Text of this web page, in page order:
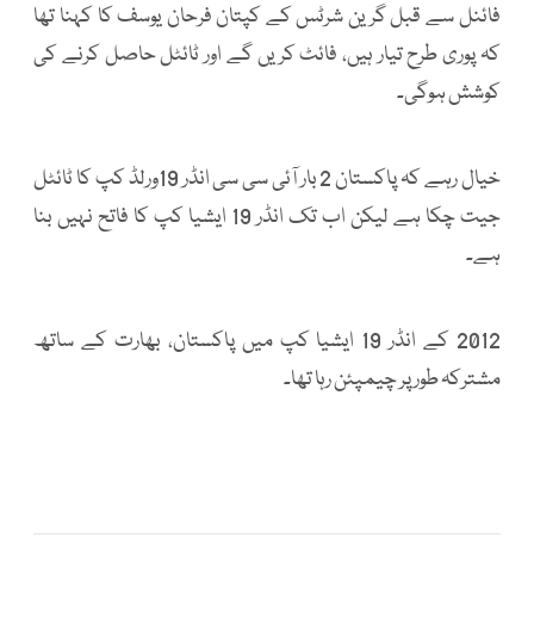
فائنل سے قبل گرین شرٹس کے کپتان فرحان یوسف کا کہنا تھا
کہ پوری طرح تیار ہیں، فائٹ کریں گے اور ٹائٹل حاصل کرنے کی
کوشش ہوگی۔
خیال رہے کہ پاکستان 2 بار آئی سی سی انڈر 19ورلڈ کپ کا ٹائٹل
جیت چکا ہے لیکن اب تک انڈر 19 ایشیا کپ کا فاتح نہیں بنا
ہے۔
2012 کے انڈر 19 ایشیا کپ میں پاکستان، بھارت کے ساتھ
مشترکہ طور پر چیمپئن رہا تھا۔